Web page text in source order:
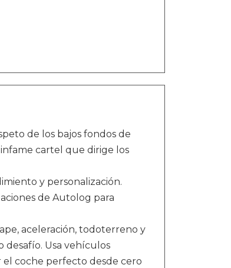
de los bajos fondos de
cartel que dirige los
y personalización.
de Autolog para
aceleración, todoterreno y
desafío. Usa vehículos
el coche perfecto desde cero